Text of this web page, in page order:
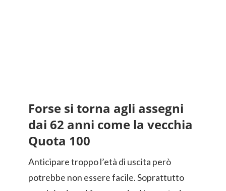
Forse si torna agli assegni
dai 62 anni come la vecchia
Quota 100
Anticipare troppo l’età di uscita però
potrebbe non essere facile. Soprattutto